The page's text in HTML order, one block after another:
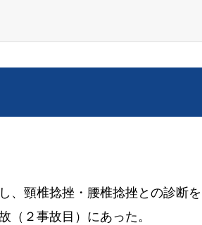
、頸椎捻挫・腰椎捻挫との診断を
（２事故目）にあった。